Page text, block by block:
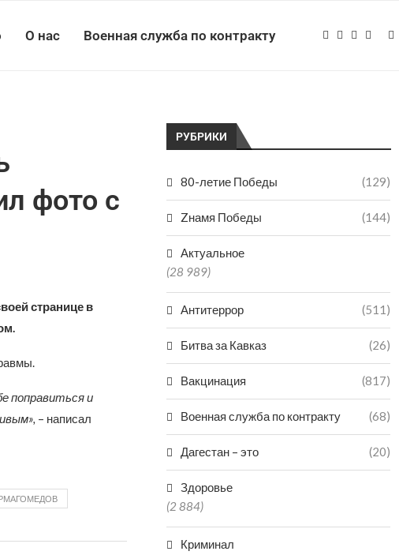
О нас Военная служба по контракту
фото с
странице в
поправиться и
– написал
РУБРИКИ
80-летие Победы (129)
Zнамя Победы (144)
Актуальное
(28 989)
Антитеррор (511)
Битва за Кавказ (26)
Вакцинация (817)
Военная служба по контракту (68)
Дагестан – это (20)
Здоровье
(2 884)
Криминал